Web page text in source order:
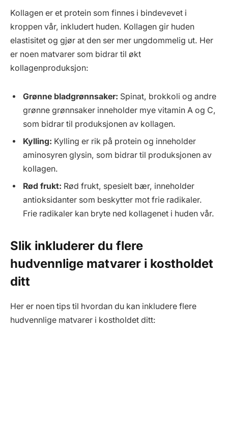
Kollagen er et protein som finnes i bindevevet i
kroppen vår, inkludert huden. Kollagen gir huden
elastisitet og gjør at den ser mer ungdommelig ut. Her
er noen matvarer som bidrar til økt
kollagenproduksjon:
Grønne bladgrønnsaker: Spinat, brokkoli og andre
grønne grønnsaker inneholder mye vitamin A og C,
som bidrar til produksjonen av kollagen.
Kylling: Kylling er rik på protein og inneholder
aminosyren glysin, som bidrar til produksjonen av
kollagen.
Rød frukt: Rød frukt, spesielt bær, inneholder
antioksidanter som beskytter mot frie radikaler.
Frie radikaler kan bryte ned kollagenet i huden vår.
Slik inkluderer du flere
hudvennlige matvarer i kostholdet
ditt
Her er noen tips til hvordan du kan inkludere flere
hudvennlige matvarer i kostholdet ditt: